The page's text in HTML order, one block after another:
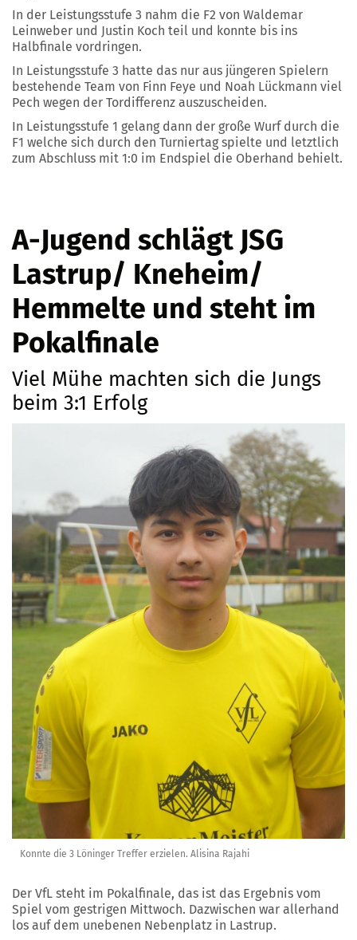
In der Leistungsstufe 3 nahm die F2 von Waldemar
Leinweber und Justin Koch teil und konnte bis ins
Halbfinale vordringen.
In Leistungsstufe 3 hatte das nur aus jüngeren Spielern
bestehende Team von Finn Feye und Noah Lückmann viel
Pech wegen der Tordifferenz auszuscheiden.
In Leistungsstufe 1 gelang dann der große Wurf durch die
F1 welche sich durch den Turniertag spielte und letztlich
zum Abschluss mit 1:0 im Endspiel die Oberhand behielt.
A-Jugend schlägt JSG
Lastrup/ Kneheim/
Hemmelte und steht im
Pokalfinale
Viel Mühe machten sich die Jungs
beim 3:1 Erfolg
Konnte die 3 Löninger Treffer erzielen. Alisina Rajahi
Der VfL steht im Pokalfinale, das ist das Ergebnis vom
Spiel vom gestrigen Mittwoch. Dazwischen war allerhand
los auf dem unebenen Nebenplatz in Lastrup.